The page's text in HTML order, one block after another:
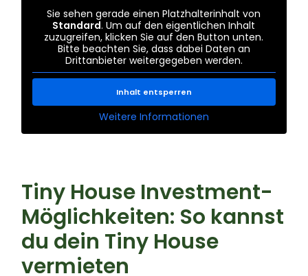
Sie sehen gerade einen Platzhalterinhalt von
Standard. Um auf den eigentlichen Inhalt
zuzugreifen, klicken Sie auf den Button unten.
Bitte beachten Sie, dass dabei Daten an
Drittanbieter weitergegeben werden.
Inhalt entsperren
Weitere Informationen
Tiny House Investment-
Möglichkeiten: So kannst
du dein Tiny House
vermieten